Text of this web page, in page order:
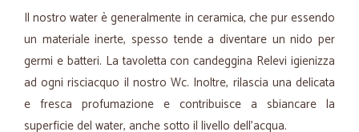
Il nostro water è generalmente in ceramica, che pur essendo
un materiale inerte, spesso tende a diventare un nido per
germi e batteri. La tavoletta con candeggina Relevi igienizza
ad ogni risciacquo il nostro Wc. Inoltre, rilascia una delicata
e fresca profumazione e contribuisce a sbiancare la
superficie del water, anche sotto il livello dell’acqua.